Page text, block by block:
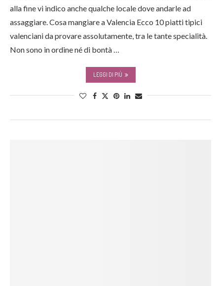
alla fine vi indico anche qualche locale dove andarle ad
assaggiare. Cosa mangiare a Valencia Ecco 10 piatti tipici
valenciani da provare assolutamente, tra le tante specialità.
Non sono in ordine né di bontà …
LEGGI DI PIÙ